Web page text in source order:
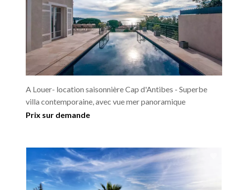
A Louer- location saisonnière Cap d'Antibes - Superbe
villa contemporaine, avec vue mer panoramique
Prix sur demande